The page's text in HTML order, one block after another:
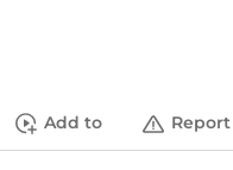
Add to Report